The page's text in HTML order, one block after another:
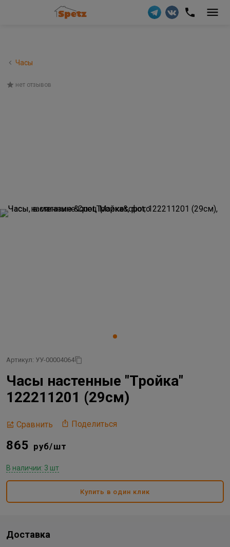
Часы
нет отзывов
Артикул: УУ-00004064
Часы настенные "Тройка"
122211201 (29см)
Сравнить Поделиться
865 руб/шт
В наличии: 3 шт
Купить в один клик
Доставка